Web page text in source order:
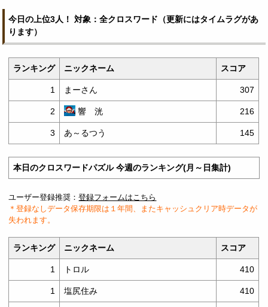
今日の上位3人！ 対象：全クロスワード（更新にはタイムラグがあ
ります）
ランキング ニックネーム スコア
1 まーさん 307
2 響 洸 216
3 あ～るつう 145
本日のクロスワードパズル 今週のランキング(月～日集計)
ユーザー登録推奨：登録フォームはこちら
＊登録なしデータ保存期限は１年間、またキャッシュクリア時データが
失われます。
ランキング ニックネーム スコア
1 トロル 410
1 塩尻住み 410